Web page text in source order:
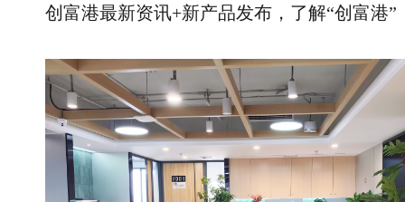
创富港最新资讯+新产品发布，了解“创富港